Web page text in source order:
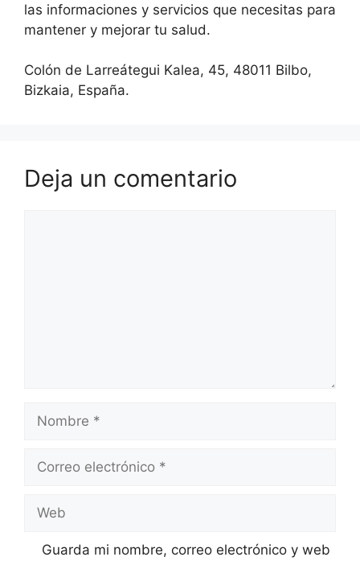
las informaciones y servicios que necesitas para
mantener y mejorar tu salud.
Colón de Larreátegui Kalea, 45, 48011 Bilbo,
Bizkaia, España.
Deja un comentario
Nombre
Correo
Web
Guarda mi nombre, correo electrónico y web